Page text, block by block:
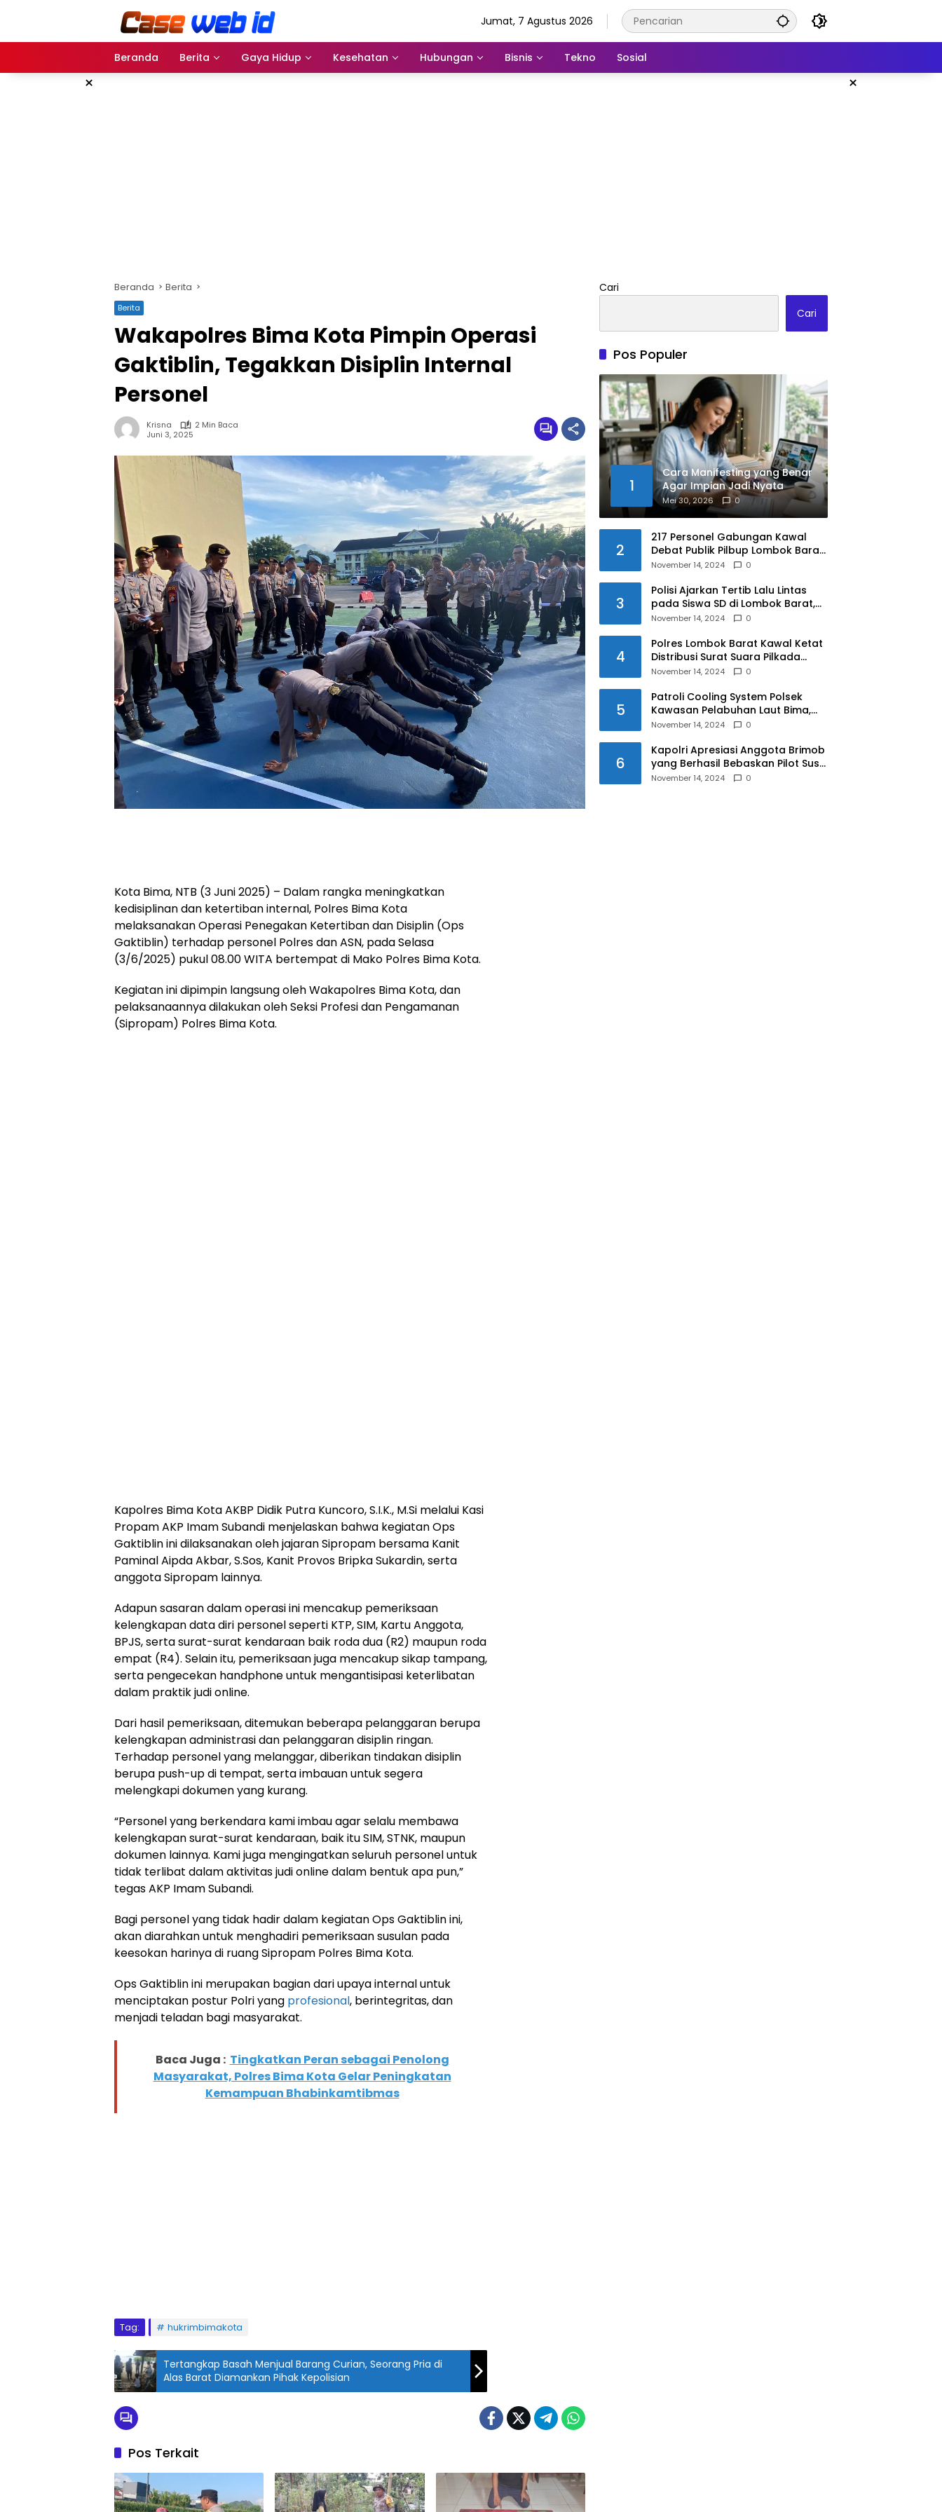
Jumat, 7 Agustus 2026
Beranda Berita Gaya Hidup Kesehatan Hubungan Bisnis Tekno Sosial
× ×
Beranda Berita
Berita
Wakapolres Bima Kota Pimpin Operasi
Gaktiblin, Tegakkan Disiplin Internal
Personel
Krisna
2 Min Baca
Juni 3, 2025
Kota Bima, NTB (3 Juni 2025) – Dalam rangka meningkatkan
kedisiplinan dan ketertiban internal, Polres Bima Kota
melaksanakan Operasi Penegakan Ketertiban dan Disiplin (Ops
Gaktiblin) terhadap personel Polres dan ASN, pada Selasa
(3/6/2025) pukul 08.00 WITA bertempat di Mako Polres Bima Kota.
Kegiatan ini dipimpin langsung oleh Wakapolres Bima Kota, dan
pelaksanaannya dilakukan oleh Seksi Profesi dan Pengamanan
(Sipropam) Polres Bima Kota.
Kapolres Bima Kota AKBP Didik Putra Kuncoro, S.I.K., M.Si melalui Kasi
Propam AKP Imam Subandi menjelaskan bahwa kegiatan Ops
Gaktiblin ini dilaksanakan oleh jajaran Sipropam bersama Kanit
Paminal Aipda Akbar, S.Sos, Kanit Provos Bripka Sukardin, serta
anggota Sipropam lainnya.
Adapun sasaran dalam operasi ini mencakup pemeriksaan
kelengkapan data diri personel seperti KTP, SIM, Kartu Anggota,
BPJS, serta surat-surat kendaraan baik roda dua (R2) maupun roda
empat (R4). Selain itu, pemeriksaan juga mencakup sikap tampang,
serta pengecekan handphone untuk mengantisipasi keterlibatan
dalam praktik judi online.
Dari hasil pemeriksaan, ditemukan beberapa pelanggaran berupa
kelengkapan administrasi dan pelanggaran disiplin ringan.
Terhadap personel yang melanggar, diberikan tindakan disiplin
berupa push-up di tempat, serta imbauan untuk segera
melengkapi dokumen yang kurang.
“Personel yang berkendara kami imbau agar selalu membawa
kelengkapan surat-surat kendaraan, baik itu SIM, STNK, maupun
dokumen lainnya. Kami juga mengingatkan seluruh personel untuk
tidak terlibat dalam aktivitas judi online dalam bentuk apa pun,”
tegas AKP Imam Subandi.
Bagi personel yang tidak hadir dalam kegiatan Ops Gaktiblin ini,
akan diarahkan untuk menghadiri pemeriksaan susulan pada
keesokan harinya di ruang Sipropam Polres Bima Kota.
Ops Gaktiblin ini merupakan bagian dari upaya internal untuk
menciptakan postur Polri yang profesional, berintegritas, dan
menjadi teladan bagi masyarakat.
Baca Juga : Tingkatkan Peran sebagai Penolong
Masyarakat, Polres Bima Kota Gelar Peningkatan
Kemampuan Bhabinkamtibmas
Tag: hukrimbimakota
Tertangkap Basah Menjual Barang Curian, Seorang Pria di
Alas Barat Diamankan Pihak Kepolisian
Pos Terkait
Cari
Cari
Pos Populer
1
Cara Manifesting yang Benar
Agar Impian Jadi Nyata
Mei 30, 2026 0
2
217 Personel Gabungan Kawal
Debat Publik Pilbup Lombok Barat
2024
November 14, 2024 0
3
Polisi Ajarkan Tertib Lalu Lintas
pada Siswa SD di Lombok Barat,
Apa Saja Materinya?
November 14, 2024 0
4
Polres Lombok Barat Kawal Ketat
Distribusi Surat Suara Pilkada
2024
November 14, 2024 0
5
Patroli Cooling System Polsek
Kawasan Pelabuhan Laut Bima,
Ciptakan Pilkada Serentak 2024
November 14, 2024 0
6
Kapolri Apresiasi Anggota Brimob
yang Berhasil Bebaskan Pilot Susi
Air Korban Penyanderaan KKB
November 14, 2024 0